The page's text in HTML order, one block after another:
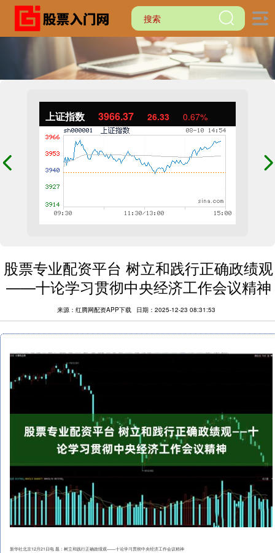
上证指数 3966.37 26.33 0.67%
股票专业配资平台 树立和践行正确政绩观
——十论学习贯彻中央经济工作会议精神
来源：红腾网配资APP下载 日期：2025-12-23 08:31:53
新华社北京12月21日电 题：树立和践行正确政绩观——十论学习贯彻中央经济工作会议精神